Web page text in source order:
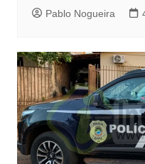
Pablo Nogueira